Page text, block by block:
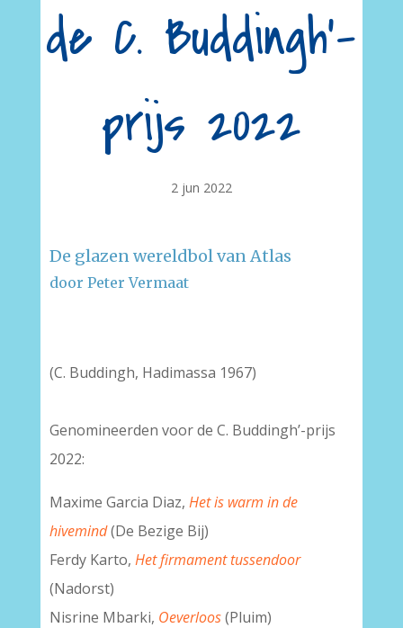
de C. Buddingh’-
prijs 2022
2 jun 2022
De glazen wereldbol van Atlas
door Peter Vermaat
(C. Buddingh, Hadimassa 1967)
Genomineerden voor de C. Buddingh’-prijs
2022:
Maxime Garcia Diaz, Het is warm in de
hivemind(De Bezige Bij)
Ferdy Karto, Het firmament tussendoor
(Nadorst)
Nisrine Mbarki, Oeverloos(Pluim)